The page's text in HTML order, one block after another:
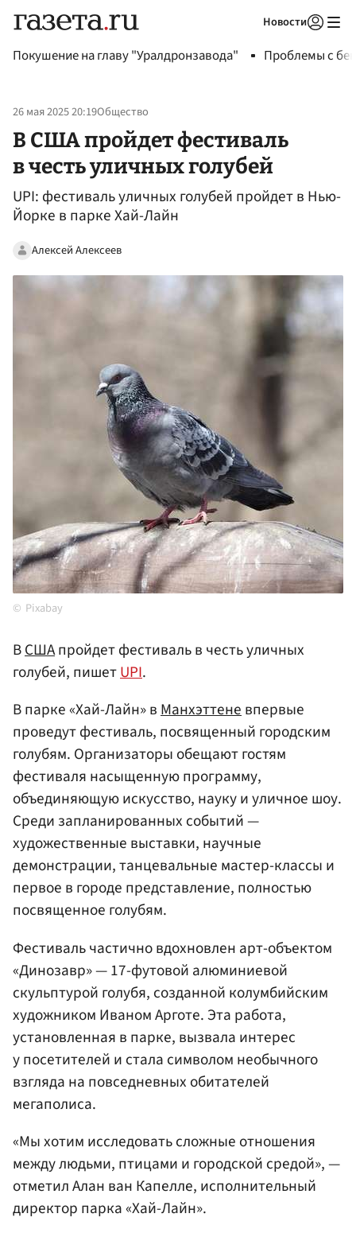
Новости
Покушение на главу "Уралдронзавода" Проблемы с
26 мая 2025 20:19Общество
В США пройдет фестиваль
в честь уличных голубей
UPI: фестиваль уличных голубей пройдет в Нью-
Йорке в парке Хай-Лайн
Алексей Алексеев
Pixabay
ВСШАпройдет фестиваль в честь уличных
голубей, пишетUPI.
В парке «Хай-Лайн» вМанхэттеневпервые
проведут фестиваль, посвященный городским
голубям. Организаторы обещают гостям
фестиваля насыщенную программу,
объединяющую искусство, науку и уличное шоу.
Среди запланированных событий —
художественные выставки, научные
демонстрации, танцевальные мастер-классы и
первое в городе представление, полностью
посвященное голубям.
Фестиваль частично вдохновлен арт-объектом
«Динозавр» — 17-футовой алюминиевой
скульптурой голубя, созданной колумбийским
художником Иваном Арготе. Эта работа,
установленная в парке, вызвала интерес
у посетителей и стала символом необычного
взгляда на повседневных обитателей
мегаполиса.
«Мы хотим исследовать сложные отношения
между людьми, птицами и городской средой», —
отметил Алан ван Капелле, исполнительный
директор парка «Хай-Лайн».